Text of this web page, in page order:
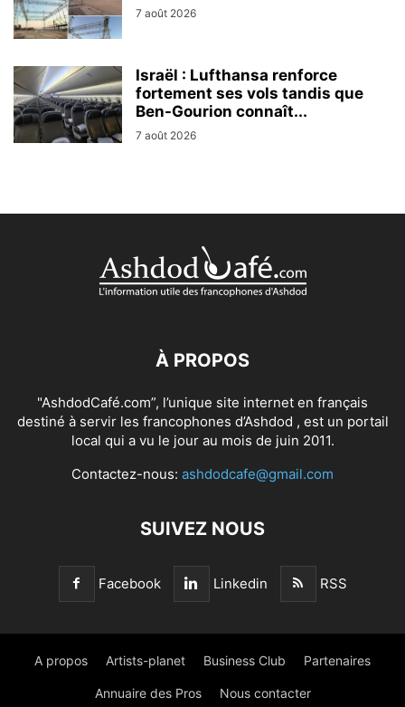
7 août 2026
Israël : Lufthansa renforce
fortement ses vols tandis que
Ben-Gourion connaît...
7 août 2026
À PROPOS
"AshdodCafé.com”, l’unique site internet en français
destiné à servir les francophones d’Ashdod , est un portail
local qui a vu le jour au mois de juin 2011.
Contactez-nous: ashdodcafe@gmail.com
SUIVEZ NOUS
Facebook Linkedin RSS
A propos Artists-planet Business Club Partenaires
Annuaire des Pros Nous contacter